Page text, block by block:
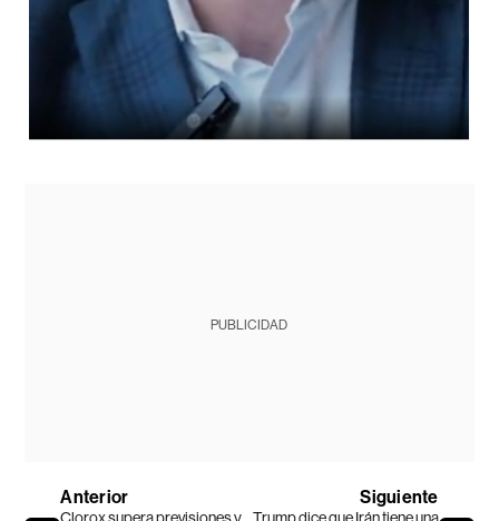
PUBLICIDAD
Anterior Siguiente